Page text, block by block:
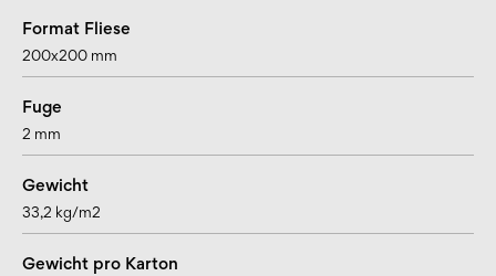
Format Fliese
200x200 mm
Fuge
2 mm
Gewicht
33,2 kg/m2
Gewicht pro Karton